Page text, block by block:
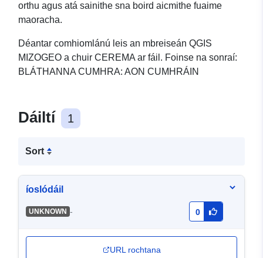
orthu agus atá sainithe sna boird aicmithe fuaime
maoracha.
Déantar comhiomlánú leis an mbreiseán QGIS
MIZOGEO a chuir CEREMA ar fáil. Foinse na sonraí:
BLÁTHANNA CUMHRA: AON CUMHRÁIN
Dáiltí 1
Sort
íoslódáil
UNKNOWN - 0
URL rochtana